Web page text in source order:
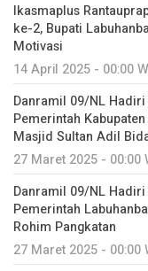
Ikasmaplus
ke-2, Bupati
Motivasi
14 April 2025 - 00:00
Danramil 09/NL
Pemerintah
Masjid Sultan Adil
27 Maret 2025 - 00:00
Danramil 09/NL
Pemerintah
Rohim Pangkatan
27 Maret 2025 - 00:00